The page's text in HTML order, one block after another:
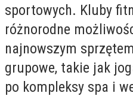
sportowych. Kluby
różnorodne
najnowszym
grupowe, takie jak
po kompleksy spa i